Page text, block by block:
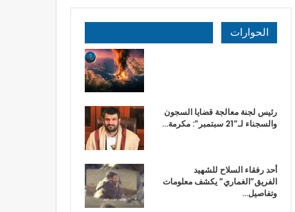
الحوارات
رئيس لجنة معالجة قضايا السجون
والسجناء لـ”21 سبتمبر”: مكرمة…
أحد رفقاء السلاح للشهيد
الفريق”الغماري” يكشف معلومات
وتفاصيل…